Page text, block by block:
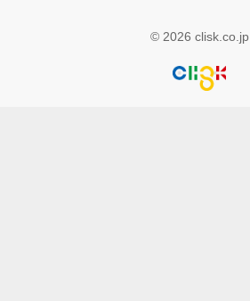
© 2026 clisk.co.jp